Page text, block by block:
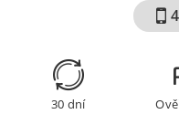
30 dní